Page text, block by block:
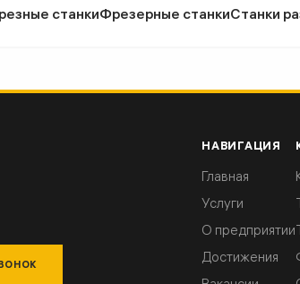
станкиФрезерные станкиСтанки
НАВИГАЦИЯ
Главная
Услуги
О предприятии
Достижения